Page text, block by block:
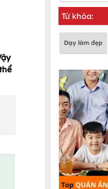
Từ khóa:
Dạy làm đẹp